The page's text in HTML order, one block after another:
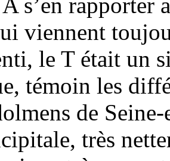
s’en rapporter
viennent
le T était un
témoin les
de
très